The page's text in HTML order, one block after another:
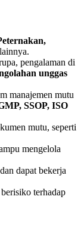
pengalaman di
unggas
manajemen mutu
SSOP, ISO
mutu, seperti
mengelola
dapat bekerja
terhadap